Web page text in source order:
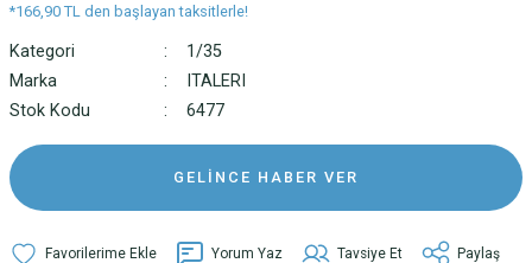
*166,90 TL den başlayan taksitlerle!
Kategori
1/35
Marka
ITALERI
Stok Kodu
6477
GELİNCE HABER VER
Yorum Yaz Tavsiye Et Paylaş